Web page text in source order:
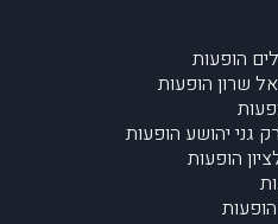
הופעות
שרון הופעות
גני יהושע הופעות
הופעות